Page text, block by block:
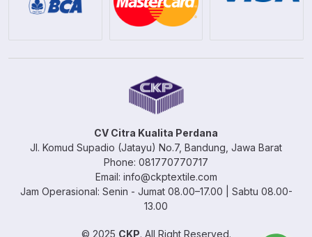
CV Citra Kualita Perdana
Jl. Komud Supadio (Jatayu) No.7, Bandung, Jawa Barat
Phone: 081770770717
Email: info@ckptextile.com
Jam Operasional: Senin - Jumat 08.00–17.00 | Sabtu 08.00-
13.00
© 2025 CKP. All Right Reserved.